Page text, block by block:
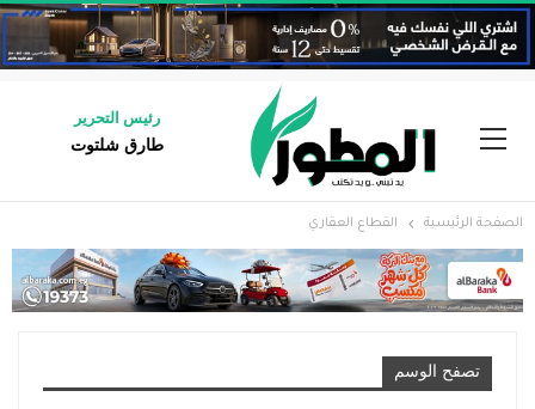
رئيس التحرير
طارق شلتوت
الصفحة الرئيسية القطاع العقاري
تصفح الوسم